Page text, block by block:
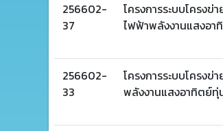
256602-
37
โครงการระบบโครง
ไฟฟ้าพลังงานแสงอา
256602-
33
โครงการระบบโครง
พลังงานแสงอาทิตย์ทุ่